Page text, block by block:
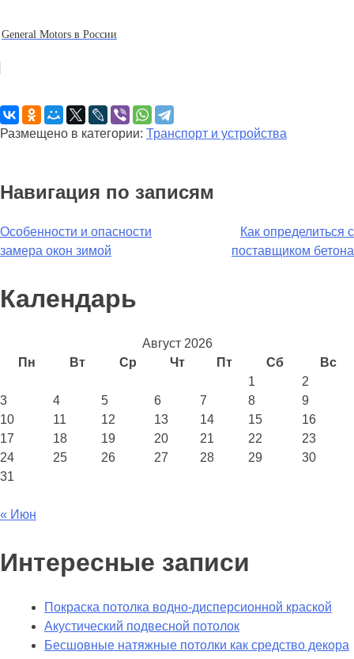
General Motors в России
Размещено в категории: Транспорт и устройства
Навигация по записям
Особенности и опасности
замера окон зимой
Как определиться с
поставщиком бетона
Календарь
Август 2026
Пн
Вт Ср Чт Пт Сб
Вс
1
2
3
4 5 6 7 8
9
10
11 12 13 14 15
16
17
18 19 20 21 22
23
24
25 26 27 28 29
30
31
« Июн
Интересные записи
Покраска потолка водно-дисперсионной краской
Акустический подвесной потолок
Бесшовные натяжные потолки как средство декора